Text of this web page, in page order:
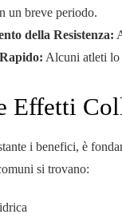
un breve periodo.
della Resistenza:
Alcuni atleti lo
Effetti
i benefici, è
si trovano: